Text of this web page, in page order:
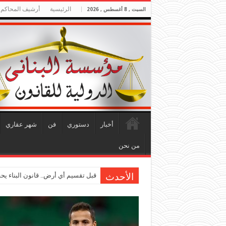
السبت , 8 أغسطس , 2026 الرئيسية أرشيف المحاكم
أخبار دستوري فن شهر عقاري
من نحن
الأحدث قبل تقسيم أي أرض.. قانون البناء